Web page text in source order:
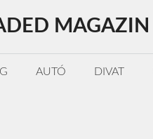
MAGAZIN
AUTÓ DIVAT